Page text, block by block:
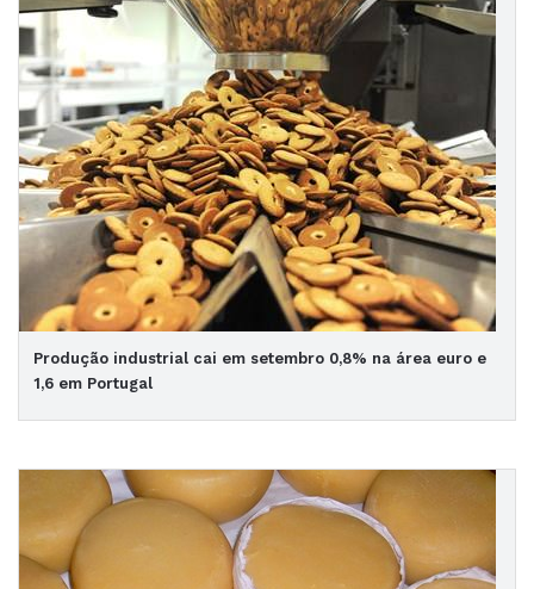
Produção industrial cai em setembro 0,8% na área euro e
1,6 em Portugal